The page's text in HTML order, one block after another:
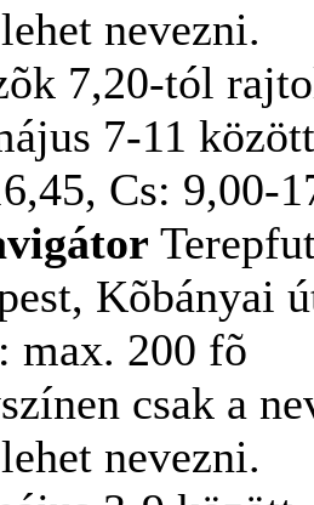
nevezni.
7,20-tól
7-11
Cs: 9,00-
Kõbányai
max. 200 fõ
csak a
nevezni.